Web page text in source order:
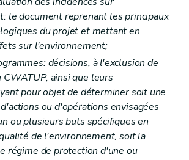
pénales – Décret du 5 juin 2008, art. 2)
de restitution qui peuvent être prononcées par le juge – Décret du 5 juin 2008, art. 2)
éventuelle de l'action publique moyennant une transaction – Décret du 5 juin 2008, art. 2)
administratives – Décret du 5 juin 2008, art. 2)
le document reprenant les principaux
du projet et mettant en
sur l'environnement;
décisions, à l'exclusion de
ainsi que leurs
pour objet de déterminer soit une
ou d'opérations envisagées
ou plusieurs buts spécifiques en
de l'environnement, soit la
régime de protection d'une ou